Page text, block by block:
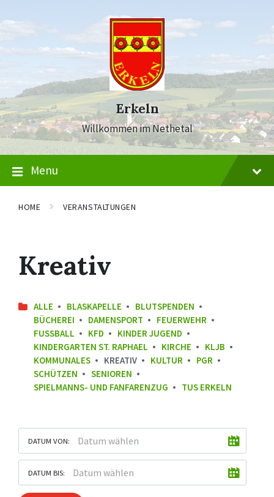
Erkeln
Willkommen im Nethetal
Menu
HOME VERANSTALTUNGEN
Kreativ
ALLE BLASKAPELLE
BLUTSPENDEN
BÜCHEREI
DAMENSPORT
FEUERWEHR
FUSSBALL
KFD
KINDER JUGEND
KINDERGARTEN ST. RAPHAEL
KIRCHE
KLJB
KOMMUNALES
KREATIV KULTUR
PGR
SCHÜTZEN
SENIOREN
SPIELMANNS- UND FANFARENZUG
TUS ERKELN
DATUM VON:
DATUM BIS: